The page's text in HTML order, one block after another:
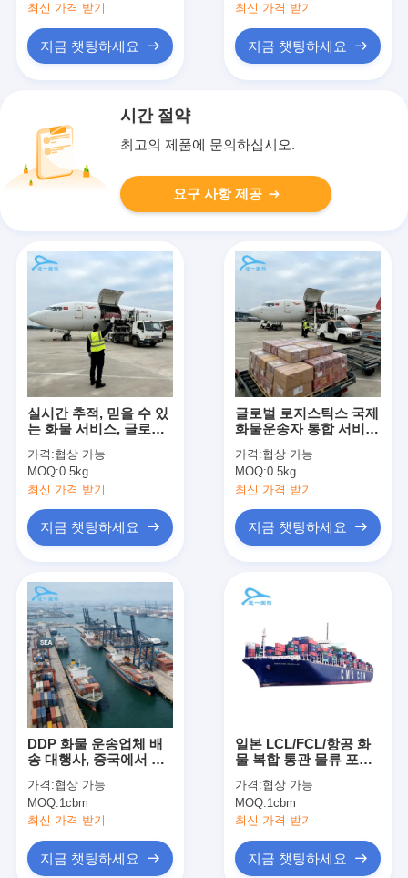
최신 가격 받기
지금 챗팅하세요
최신 가격 받기
지금 챗팅하세요
시간 절약
최고의 제품에 문의하십시오.
요구 사항 제공
실시간 추적, 믿을 수 있
는 화물 서비스, 글로벌
송
가격:협상 가능
MOQ:0.5kg
최신 가격 받기
지금 챗팅하세요
글로벌 로지스틱스 국제
화물운송자 통합 서비스
가격:협상 가능
MOQ:0.5kg
최신 가격 받기
지금 챗팅하세요
DDP 화물 운송업체 배
송 대행사, 중국에서 미
화물 운송
가격:협상 가능
MOQ:1cbm
최신 가격 받기
지금 챗팅하세요
일본 LCL/FCL/항공 화
물 복합 통관 물류 포워
가격:협상 가능
MOQ:1cbm
최신 가격 받기
지금 챗팅하세요